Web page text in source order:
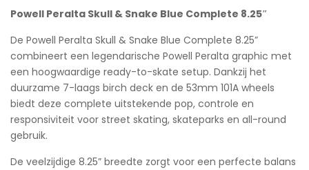
Powell Peralta Skull & Snake Blue Complete 8.25″
De Powell Peralta Skull & Snake Blue Complete 8.25”
combineert een legendarische Powell Peralta graphic met
een hoogwaardige ready-to-skate setup. Dankzij het
duurzame 7-laags birch deck en de 53mm 101A wheels
biedt deze complete uitstekende pop, controle en
responsiviteit voor street skating, skateparks en all-round
gebruik.
De veelzijdige 8.25” breedte zorgt voor een perfecte balans